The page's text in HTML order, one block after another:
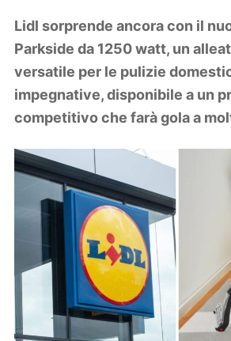
Viaggi
Lidl sorprende ancora con il
Parkside da 1250 watt, un
versatile per le pulizie
impegnative, disponibile a un
competitivo che farà gola a